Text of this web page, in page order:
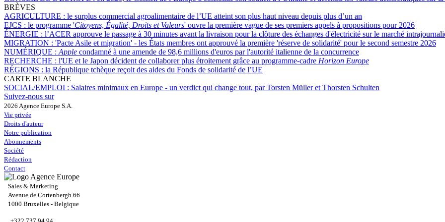
BRÈVES
AGRICULTURE : le surplus commercial agroalimentaire de l’UE atteint son plus haut niveau depuis plus d’un an
EJCS : le programme 'Citoyens, Égalité, Droits et Valeurs' ouvre la première vague de ses premiers appels à propositions pour 2026
ÉNERGIE : l’ACER approuve le passage à 30 minutes avant la livraison pour la clôture des échanges d'électricité sur le marché
MIGRATION : 'Pacte Asile et migration' - les États membres ont approuvé la première 'réserve de solidarité' pour le second semestre 2026
NUMÉRIQUE : Apple condamné à une amende de 98,6 millions d'euros par l'autorité italienne de la concurrence
RECHERCHE : l'UE et le Japon décident de collaborer plus étroitement grâce au programme-cadre Horizon Europe
RÉGIONS : la République tchèque reçoit des aides du Fonds de solidarité de l’UE
CARTE BLANCHE
SOCIAL/EMPLOI : Salaires minimaux en Europe - un verdict qui change tout, par Torsten Müller et Thorsten Schulten
Suivez-nous sur
2026 Agence Europe S.A.
Vie privée
Droits d'auteur
Notre publication
Abonnements
Société
Rédaction
Contact
Sales & Marketing
Avenue de Cortenbergh 66
1000 Bruxelles - Belgique